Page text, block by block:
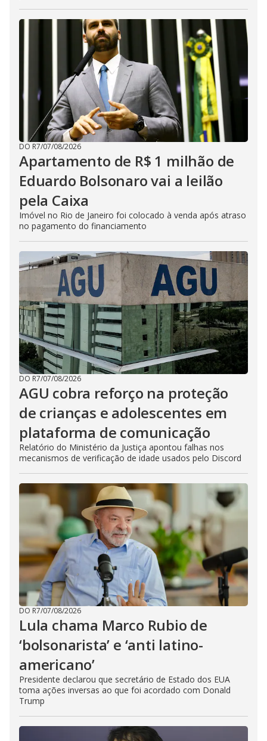
DO R7/07/08/2026
Apartamento de R$ 1 milhão de
Eduardo Bolsonaro vai a leilão
pela Caixa
Imóvel no Rio de Janeiro foi colocado à venda após atraso
no pagamento do financiamento
DO R7/07/08/2026
AGU cobra reforço na proteção
de crianças e adolescentes em
plataforma de comunicação
Relatório do Ministério da Justiça apontou falhas nos
mecanismos de verificação de idade usados pelo Discord
DO R7/07/08/2026
Lula chama Marco Rubio de
‘bolsonarista’ e ‘anti latino-
americano’
Presidente declarou que secretário de Estado dos EUA
toma ações inversas ao que foi acordado com Donald
Trump